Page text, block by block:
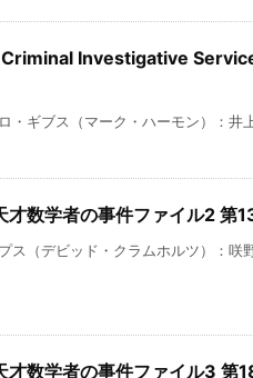
Criminal Investigative
・ギブス（マーク・ハーモン）：
才数学者の事件ファイル2 第
ス（デビッド・クラムホルツ）：咲
才数学者の事件ファイル3 第